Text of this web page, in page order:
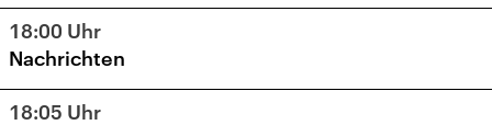
18:00 Uhr
Nachrichten
18:05 Uhr